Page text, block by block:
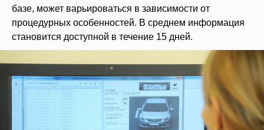
базе, может варьироваться в зависимости от
процедурных особенностей. В среднем информация
становится доступной в течение 15 дней.